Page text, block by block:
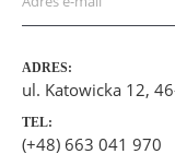
ADRES:
ul. Katowicka 12,
TEL:
(+48) 663 041 970